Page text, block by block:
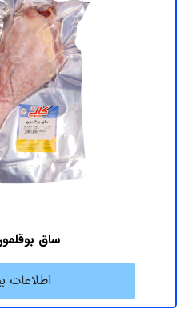
ساق
اطلاعات